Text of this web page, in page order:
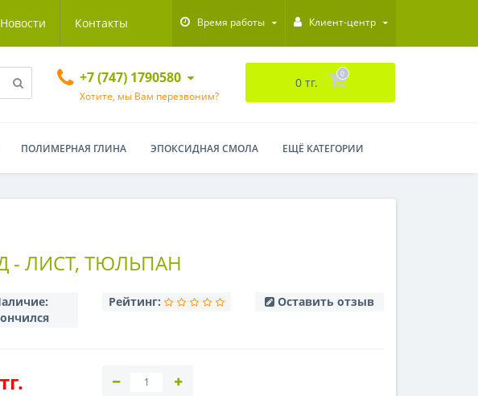
Новости Контакты Время работы Клиент-центр
+7 (747) 1790580
Хотите, мы Вам перезвоним?
0 тг.
0
ПОЛИМЕРНАЯ ГЛИНА ЭПОКСИДНАЯ СМОЛА ЕЩЁ КАТЕГОРИИ
- ЛИСТ, ТЮЛЬПАН
Рейтинг: Оставить отзыв